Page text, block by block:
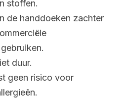
stoffen.
de handdoeken zachter
duur.
geen risico voor